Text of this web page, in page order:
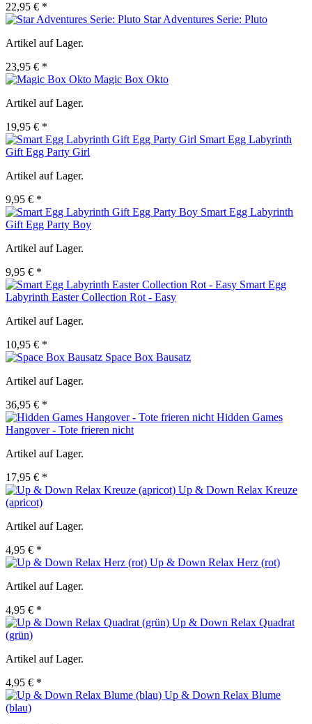
22,95 € *
Star Adventures Serie: Pluto
Artikel auf Lager.
23,95 € *
Magic Box Okto
Artikel auf Lager.
19,95 € *
Smart Egg Labyrinth
Gift Egg Party Girl
Artikel auf Lager.
9,95 € *
Smart Egg Labyrinth
Gift Egg Party Boy
Artikel auf Lager.
9,95 € *
Smart Egg
Labyrinth Easter Collection Rot - Easy
Artikel auf Lager.
10,95 € *
Space Box Bausatz
Artikel auf Lager.
36,95 € *
Hidden Games
Hangover - Tote frieren nicht
Artikel auf Lager.
17,95 € *
Up & Down Relax Kreuze
(apricot)
Artikel auf Lager.
4,95 € *
Up & Down Relax Herz (rot)
Artikel auf Lager.
4,95 € *
Up & Down Relax Quadrat
(grün)
Artikel auf Lager.
4,95 € *
Up & Down Relax Blume
(blau)